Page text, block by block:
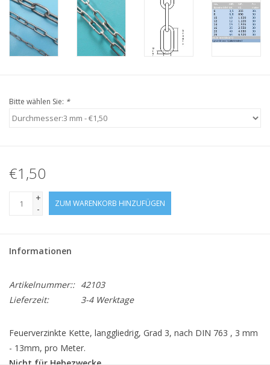
Bitte wählen Sie: *
€1,50
+
-
ZUM WARENKORB HINZUFÜGEN
Informationen
Artikelnummer:: 42103
Lieferzeit:
3-4 Werktage
Feuerverzinkte Kette, langgliedrig, Grad 3, nach DIN 763 , 3 mm
- 13mm, pro Meter.